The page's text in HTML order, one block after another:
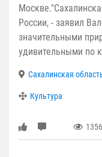
России, - заявил
значительными
удивительными по
Сахалинская
Культура
1356